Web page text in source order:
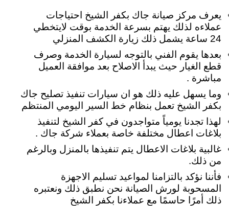
يعرف مركز صيانة جاك بكفر الشيخ احتياجات
عملاءه لذلك يهتم بسرعة الخدمة بوقت لايتخطي
24 ساعة يشمل ذلك زيارة الكشف المنزلي
بعدها يقوم الفني بالتوجه لسيارة الخدمة وصرف
قطع الغيار حيث يبدأ الاصلاح بعد موافقة العميل
مباشرة .
وما يسهل عليه ذلك هو ان سيارات تنفيذ تصليح جاك
بكفر الشيخ تعمل بنظام خط السير اليومي المنتظم
لهذا تجدنا يومياً متواجدون في كفر الشيخ لتنفيذ
بلاغات اعطال مختلفة خاصة بعملاء شركة جاك .
غالبية بلاغات الاعطال يتم تنفيذها بالمنزل وبالرغم
من ذلك.
فأننا نؤكد بالتزامنا لمواعيد تسليم الاجهزة
المسحوبة لورش الصيانة نحن نطبق ذلك ونعتبره
ذلك أمرًا حاسمًا مع عملاءنا بكفر الشيخ